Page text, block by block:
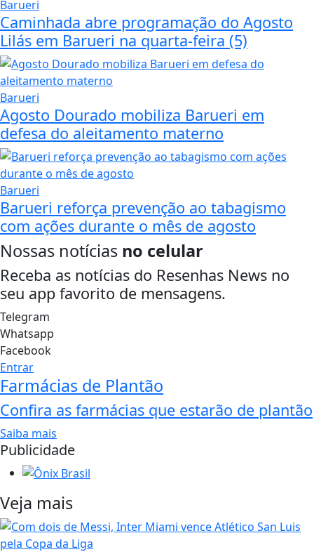
Barueri
Caminhada abre programação do Agosto
Lilás em Barueri na quarta-feira (5)
Barueri
Agosto Dourado mobiliza Barueri em
defesa do aleitamento materno
Barueri
Barueri reforça prevenção ao tabagismo
com ações durante o mês de agosto
Nossas notícias no celular
Receba as notícias do Resenhas News no
seu app favorito de mensagens.
Telegram
Whatsapp
Facebook
Entrar
Farmácias de Plantão
Confira as farmácias que estarão de plantão
Saiba mais
Publicidade
Veja mais